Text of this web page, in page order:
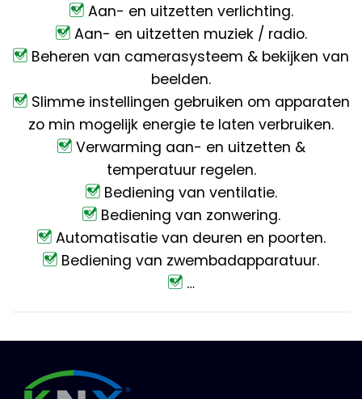
Aan- en uitzetten verlichting.
Aan- en uitzetten muziek / radio.
Beheren van camerasysteem & bekijken van
beelden.
Slimme instellingen gebruiken om apparaten
zo min mogelijk energie te laten verbruiken.
Verwarming aan- en uitzetten &
temperatuur regelen.
Bediening van ventilatie.
Bediening van zonwering.
Automatisatie van deuren en poorten.
Bediening van zwembadapparatuur.
…